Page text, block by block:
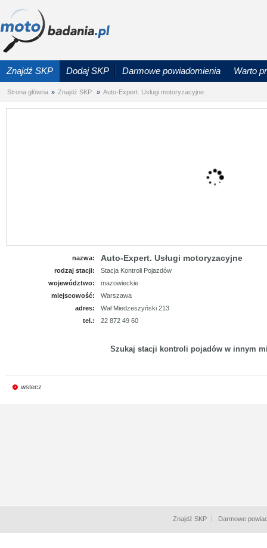
Znajdź SKP Dodaj SKP Darmowe powiadomienia Warto
Strona główna » Znajdź SKP » Auto-Expert. Usługi motoryzacyjne
nazwa: Auto-Expert. Usługi motoryzacyjne
rodzaj stacji:
Stacja Kontroli Pojazdów
województwo:
mazowieckie
miejscowość:
Warszawa
adres:
Wał Miedzeszyński 213
tel.:
22 872 49 60
Szukaj stacji kontroli pojadów w innym
wstecz
Znajdź SKP Darmowe